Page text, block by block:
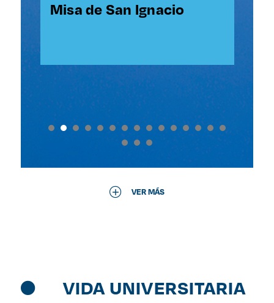
SJ
Misa de San Ignacio
VER MÁS
VIDA UNIVERSITARIA